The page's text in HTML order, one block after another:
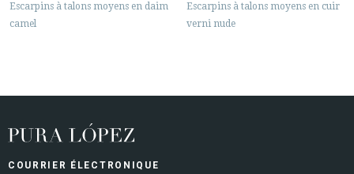
Escarpins à talons moyens en daim
camel
Escarpins à talons moyens en cuir
verni nude
COURRIER ÉLECTRONIQUE